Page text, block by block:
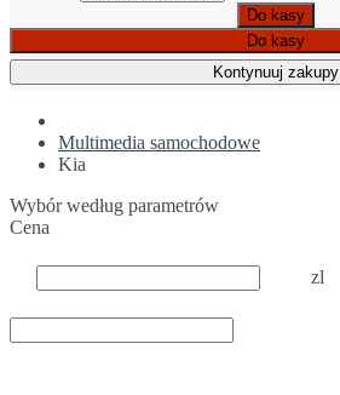
Do kasy
Do kasy
Kontynuuj zakupy
Multimedia samochodowe
Kia
Wybór według parametrów
Cena
zl